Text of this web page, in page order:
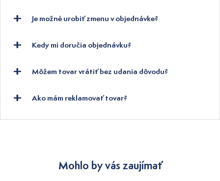
Je možné urobiť zmenu v objednávke?
Kedy mi doručia objednávku?
Môžem tovar vrátiť bez udania dôvodu?
Ako mám reklamovať tovar?
Mohlo by vás zaujímať